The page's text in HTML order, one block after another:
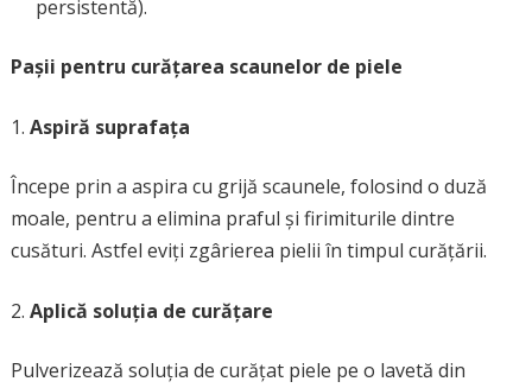
persistentă).
Pașii pentru curățarea scaunelor de piele
Aspiră suprafața
Începe prin a aspira cu grijă scaunele, folosind o duză
moale, pentru a elimina praful și firimiturile dintre
cusături. Astfel eviți zgârierea pielii în timpul curățării.
Aplică soluția de curățare
Pulverizează soluția de curățat piele pe o lavetă din